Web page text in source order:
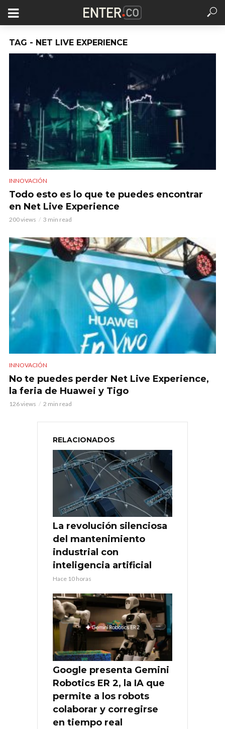
TAG - NET LIVE EXPERIENCE
INNOVACIÓN
Todo esto es lo que te puedes encontrar
en Net Live Experience
200 views 3 min read
INNOVACIÓN
No te puedes perder Net Live Experience,
la feria de Huawei y Tigo
126 views 2 min read
RELACIONADOS
La revolución silenciosa
del mantenimiento
industrial con
inteligencia artificial
Hace 10 horas
Google presenta Gemini
Robotics ER 2, la IA que
permite a los robots
colaborar y corregirse
en tiempo real